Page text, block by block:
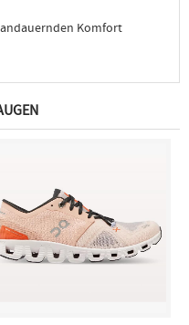
Komfort